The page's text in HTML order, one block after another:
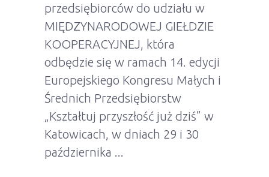
przedsiębiorców do udziału w
MIĘDZYNARODOWEJ GIEŁDZIE
KOOPERACYJNEJ, która
odbędzie się w ramach 14. edycji
Europejskiego Kongresu Małych i
Średnich Przedsiębiorstw
„Kształtuj przyszłość już dziś” w
Katowicach, w dniach 29 i 30
października